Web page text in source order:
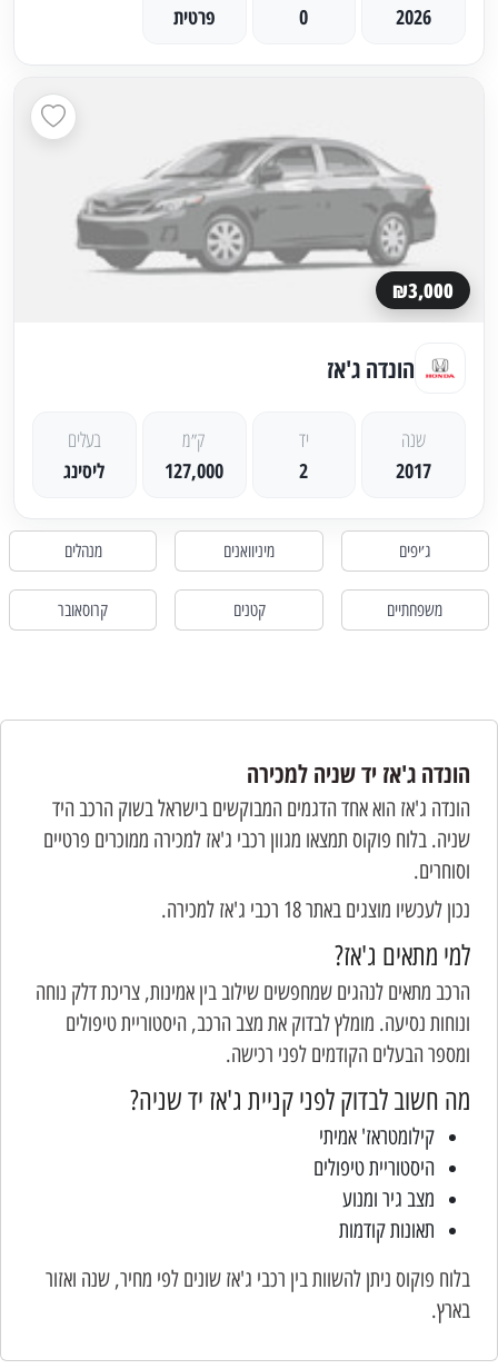
2026
0
פרטית
₪3,000
הונדה ג'אז
שנה
2017
יד
2
ק״מ
127,000
בעלים
ליסינג
ג׳יפים מיניוואנים מנהלים
משפחתיים קטנים קרוסאובר
הונדה ג'אז יד שניה למכירה
הונדה ג'אז הוא אחד הדגמים המבוקשים בישראל בשוק הרכב היד
שניה. בלוח פוקוס תמצאו מגוון רכבי ג'אז למכירה ממוכרים פרטיים
וסוחרים.
נכון לעכשיו מוצגים באתר 18 רכבי ג'אז למכירה.
למי מתאים ג'אז?
הרכב מתאים לנהגים שמחפשים שילוב בין אמינות, צריכת דלק נוחה
ונוחות נסיעה. מומלץ לבדוק את מצב הרכב, היסטוריית טיפולים
ומספר הבעלים הקודמים לפני רכישה.
מה חשוב לבדוק לפני קניית ג'אז יד שניה?
קילומטראז' אמיתי
היסטוריית טיפולים
מצב גיר ומנוע
תאונות קודמות
בלוח פוקוס ניתן להשוות בין רכבי ג'אז שונים לפי מחיר, שנה ואזור
בארץ.